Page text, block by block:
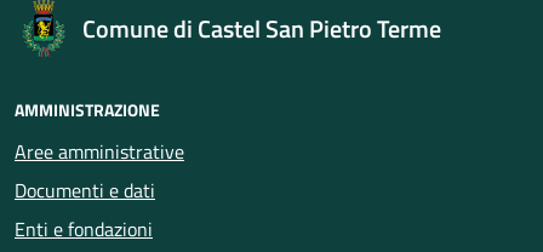
Comune di Castel San Pietro Terme
AMMINISTRAZIONE
Aree amministrative
Documenti e dati
Enti e fondazioni